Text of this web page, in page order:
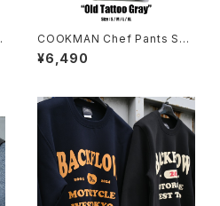
COOKMAN Chef Pants Sho
rt Old Tattoo Gray
¥6,490